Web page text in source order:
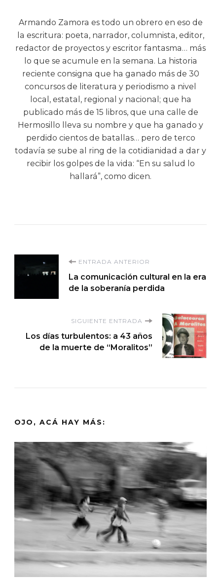
Armando Zamora es todo un obrero en eso de
la escritura: poeta, narrador, columnista, editor,
redactor de proyectos y escritor fantasma… más
lo que se acumule en la semana. La historia
reciente consigna que ha ganado más de 30
concursos de literatura y periodismo a nivel
local, estatal, regional y nacional; que ha
publicado más de 15 libros, que una calle de
Hermosillo lleva su nombre y que ha ganado y
perdido cientos de batallas… pero de terco
todavía se sube al ring de la cotidianidad a dar y
recibir los golpes de la vida: “En su salud lo
hallará”, como dicen.
Navegación
entradas
ENTRADA ANTERIOR
La comunicación cultural en la era
de la soberanía perdida
SIGUIENTE ENTRADA
Los días turbulentos: a 43 años
de la muerte de “Moralitos”
OJO, ACÁ HAY MÁS: